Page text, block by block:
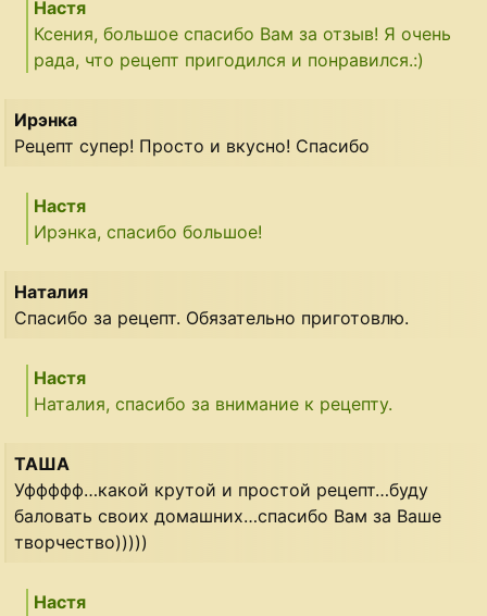
Настя
Ксения, большое спасибо Вам за отзыв! Я очень
рада, что рецепт пригодился и понравился.:)
Ирэнка
Рецепт супер! Просто и вкусно! Спасибо
Настя
Ирэнка, спасибо большое!
Наталия
Спасибо за рецепт. Обязательно приготовлю.
Настя
Наталия, спасибо за внимание к рецепту.
ТАША
Уффффф…какой крутой и простой рецепт…буду
баловать своих домашних…спасибо Вам за Ваше
творчество)))))
Настя